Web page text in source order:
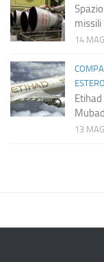
missili
14
ESTERO
13